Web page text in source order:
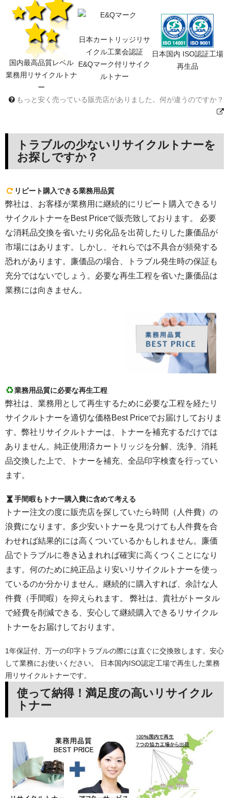
国内最高品質レベル
業務用リサイクルトナ
ー
日本カートリッジリサ
イクル工業会認証
E&Qマーク付リサイク
ルトナー
日本国内 ISO認証工場
再生品
もっと安く売っている販売店がありました。何が違うのですか？
トラブルの少ないリサイクルトナーを
お探しですか？
リピート購入できる業務用品質
弊社は、お客様が業務用に継続的にリピート購入できるリ
サイクルトナーをBest Priceで販売致しております。 必要
な消耗品交換を省いたり劣化品を出荷したりした廉価品が
市場にはあります。しかし、それらでは不具合が頻発する
恐れがあります。廉価品の場合、トラブル発生時の保証も
充分ではないでしょう。必要な再生工程を省いた廉価品は
業務には向きません。
業務用品質に必要な再生工程
弊社は、業務用として再生するために必要な工程を経たリ
サイクルトナーを適切な価格Best Priceでお届けしておりま
す。弊社リサイクルトナーは、トナーを補充するだけでは
ありません。純正使用済カートリッジを分解、洗浄、消耗
品交換した上で、トナーを補充、全品印字検査を行ってい
ます。
手間暇もトナー購入費に含めて考える
トナー注文の度に販売店を探していたら時間（人件費）の
浪費になります。多少安いトナーを見つけても人件費を合
わせれば結果的には高くついているかもしれません。廉価
品でトラブルに巻き込まれれば確実に高くつくことになり
ます。何のために純正品より安いリサイクルトナーを使っ
ているのか分かりません。継続的に購入すれば、余計な人
件費（手間暇）を抑えられます。 弊社は、貴社がトータル
で経費を削減できる、安心して継続購入できるリサイクル
トナーをお届けしております。
1年保証付、万一の印字トラブルの際には直ぐに交換致します。安心
して業務にお使いください。 日本国内ISO認定工場で再生した業務
用リサイクルトナーです。
使って納得！満足度の高いリサイクル
トナー